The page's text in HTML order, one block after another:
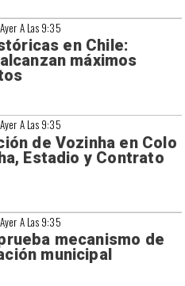
Ayer A Las 9:35
en Chile:
máximos
Ayer A Las 9:35
de Vozinha en Colo
Estadio y Contrato
Ayer A Las 9:35
mecanismo de
municipal